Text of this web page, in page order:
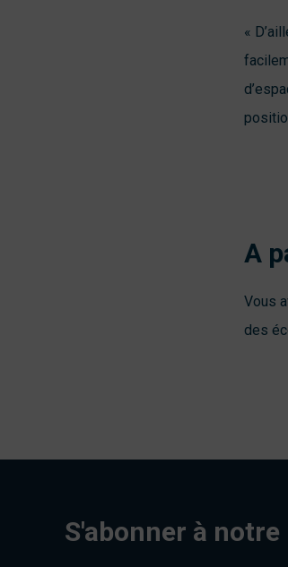
«
A
Vous
des
S'abonner à